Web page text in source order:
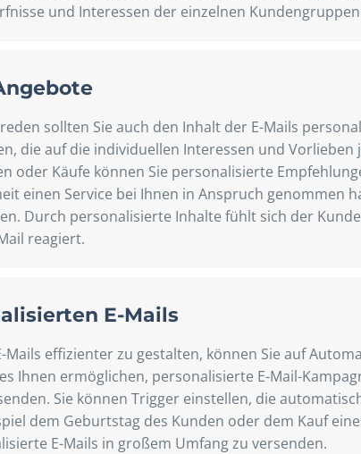
und Interessen der einzelnen
sollten Sie auch den Inhalt der E-Mails
die auf die individuellen Interessen und Vorlieben
oder Käufe können Sie personalisierte
einen Service bei Ihnen in Anspruch genommen
Durch personalisierte Inhalte fühlt sich der
reagiert.
E-Mails
effizienter zu gestalten, können Sie auf
Ihnen ermöglichen, personalisierte E-Mail-
Sie können Trigger einstellen, die
dem Geburtstag des Kunden oder dem Kauf
E-Mails in großem Umfang zu versenden.